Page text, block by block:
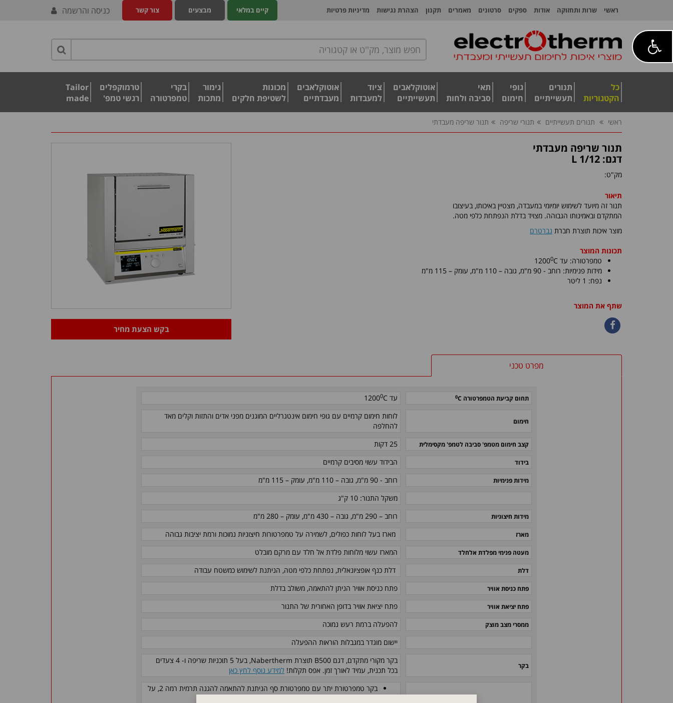
ראשי שרות ותחזוקה אודות ספקים סרטונים מאמרים תקנון הצהרת נגישות מדיניות פרטיות צור קשר מבצעים קיים במלאי כניסה והרשמה
כל
הקטגוריות
תנורים
תעשייתיים
גופי
חימום
תאי
סביבה ולחות
אוטוקלאבים
תעשייתיים
ציוד
למעבדות
אוטוקלאבים
מעבדתיים
מכונות
לשטיפת חלקים
גימור
מתכות
בקרי
טמפרטורה
טרמוקפלים
רגשי טמפ'
Tailor
made
ראשי תנורים תעשייתיים תנורי שריפה תנור שריפה מעבדתי
בקש הצעת מחיר
תנור שריפה מעבדתי
דגם: 1/12 L
מק"ט:
תיאור
תנור זה מיועד לשימוש יומיומי במעבדה, מצטיין באיכותו, בעיצובו
המתקדם ובאמינותו הגבוהה. מצויד בדלת הנפתחת כלפי מטה.
מוצר איכות תוצרת חברת נברטרם
תכונות המוצר
טמפרטורה: עד C
12000
מידות פנימיות: רוחב - 90 מ"מ, גובה – 110 מ"מ
, עומק – 115 מ"מ
נפח: 1 ליטר
שתף את המוצר
מפרט טכני
תחום קביעת הטמפרטורה C
0 עד C
12000
חימום
לוחות חימום קרמיים עם גופי חימום אינטגרליים המוגנים מפני אדים והתזות וקלים מאד
להחלפה
קצב חימום מטמפ' סביבה לטמפ' מקסימלית 25 דקות
בידוד הבידוד עשוי מסיבים קרמיים
מידות פנימיות
רוחב - 90 מ"מ, גובה – 110 מ"מ, עומק – 115 מ"מ
משקל התנור: 10 ק"ג
מידות חיצוניות רוחב – 290 מ"מ, גובה – 430 מ"מ, עומק – 280 מ"מ
מארז מארז בעל לוחות כפולים, לשמירה על טמפרטורות חיצוניות נמוכות ורמת יציבות גבוהה
מעטה פנימי מפלדת אלחלד המארז עשוי מלוחות פלדת אל חלד עם מרקם מובלט
דלת דלת כנף אופציונאלית, נפתחת כלפי מטה, הניתנת לשימוש כמשטח עבודה
פתח כניסת אוויר פתח כניסת אוויר הניתן להתאמה, משולב בדלת
פתח יציאת אוויר פתח יציאת אוויר בדופן האחורית של התנור
ממסרי מצב מוצק
להפעלה ברמת רעש נמוכה
יישום מוגדר במגבלות הוראות ההפעלה
בקר
בקר מקורי מתקדם, דגם B500 תוצרת Nabertherm, בעל 5 תוכניות שריפה ו- 4 צעדים
בכל תכנית, עמיד לאורך זמן. אפס תקלות! למידע נוסף לחץ כאן
בקר טמפרטורת יתר עם טמפרטורת סף הניתנת להתאמה להגנה תרמית רמה 2, על